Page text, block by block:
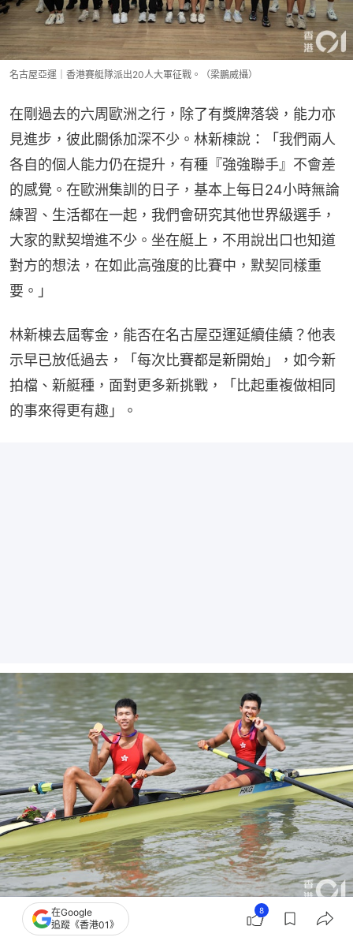
名古屋亞運｜香港賽艇隊派出20人大軍征戰。（梁鵬威攝）
在剛過去的六周歐洲之行，除了有獎牌落袋，能力亦
見進步，彼此關係加深不少。林新棟說：「我們兩人
各自的個人能力仍在提升，有種『強強聯手』不會差
的感覺。在歐洲集訓的日子，基本上每日24小時無論
練習、生活都在一起，我們會研究其他世界級選手，
大家的默契增進不少。坐在艇上，不用說出口也知道
對方的想法，在如此高強度的比賽中，默契同樣重
要。」
林新棟去屆奪金，能否在名古屋亞運延續佳績？他表
示早已放低過去，「每次比賽都是新開始」，如今新
拍檔、新艇種，面對更多新挑戰，「比起重複做相同
的事來得更有趣」。
名古屋亞運｜林新棟（右）/王瑋駿（左）在杭州亞運奪得港隊第一金，後者已退役
在Google
追蹤《香港01》
8